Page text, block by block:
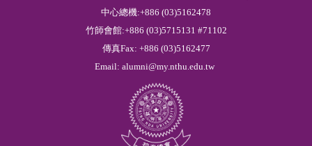
中心總機:+886 (03)5162478
竹師會館:+886 (03)5715131 #71102
傳真Fax: +886 (03)5162477
Email: alumni@my.nthu.edu.tw